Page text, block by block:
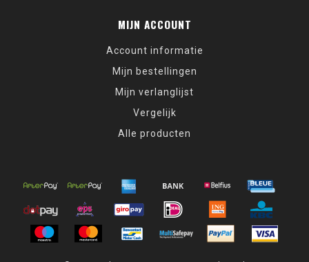
MIJN ACCOUNT
Account informatie
Mijn bestellingen
Mijn verlanglijst
Vergelijk
Alle producten